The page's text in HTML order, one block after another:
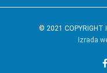
© 2021 COPYRIGHT
Izrada